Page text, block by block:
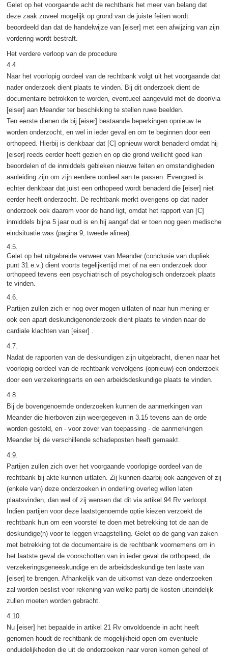
Gelet op het voorgaande acht de rechtbank het meer van belang dat
deze zaak zoveel mogelijk op grond van de juiste feiten wordt
beoordeeld dan dat de handelwijze van [eiser] met een afwijzing van zijn
vordering wordt bestraft.
Het verdere verloop van de procedure
4.4.
Naar het voorlopig oordeel van de rechtbank volgt uit het voorgaande dat
nader onderzoek dient plaats te vinden. Bij dit onderzoek dient de
documentaire betrokken te worden, eventueel aangevuld met de door/via
[eiser] aan Meander ter beschikking te stellen ruwe beelden.
Ten eerste dienen de bij [eiser] bestaande beperkingen opnieuw te
worden onderzocht, en wel in ieder geval en om te beginnen door een
orthopeed. Hierbij is denkbaar dat [C] opnieuw wordt benaderd omdat hij
[eiser] reeds eerder heeft gezien en op die grond wellicht goed kan
beoordelen of de inmiddels gebleken nieuwe feiten en omstandigheden
aanleiding zijn om zijn eerdere oordeel aan te passen. Evengoed is
echter denkbaar dat juist een orthopeed wordt benaderd die [eiser] niet
eerder heeft onderzocht. De rechtbank merkt overigens op dat nader
onderzoek ook daarom voor de hand ligt, omdat het rapport van [C]
inmiddels bijna 5 jaar oud is en hij aangaf dat er toen nog geen medische
eindsituatie was (pagina 9, tweede alinea).
4.5.
Gelet op het uitgebreide verweer van Meander (conclusie van dupliek
punt 31 e.v.) dient voorts tegelijkertijd met of na een onderzoek door
orthopeed tevens een psychiatrisch of psychologisch onderzoek plaats
te vinden.
4.6.
Partijen zullen zich er nog over mogen uitlaten of naar hun mening er
ook een apart deskundigenonderzoek dient plaats te vinden naar de
cardiale klachten van [eiser] .
4.7.
Nadat de rapporten van de deskundigen zijn uitgebracht, dienen naar het
voorlopig oordeel van de rechtbank vervolgens (opnieuw) een onderzoek
door een verzekeringsarts en een arbeidsdeskundige plaats te vinden.
4.8.
Bij de bovengenoemde onderzoeken kunnen de aanmerkingen van
Meander die hierboven zijn weergegeven in 3.15 tevens aan de orde
worden gesteld, en - voor zover van toepassing - de aanmerkingen
Meander bij de verschillende schadeposten heeft gemaakt.
4.9.
Partijen zullen zich over het voorgaande voorlopige oordeel van de
rechtbank bij akte kunnen uitlaten. Zij kunnen daarbij ook aangeven of zij
(enkele van) deze onderzoeken in onderling overleg willen laten
plaatsvinden, dan wel of zij wensen dat dit via artikel 94 Rv verloopt.
Indien partijen voor deze laatstgenoemde optie kiezen verzoekt de
rechtbank hun om een voorstel te doen met betrekking tot de aan de
deskundige(n) voor te leggen vraagstelling. Gelet op de gang van zaken
met betrekking tot de documentaire is de rechtbank voornemens om in
het laatste geval de voorschotten van in ieder geval de orthopeed, de
verzekeringsgeneeskundige en de arbeidsdeskundige ten laste van
[eiser] te brengen. Afhankelijk van de uitkomst van deze onderzoeken
zal worden beslist voor rekening van welke partij de kosten uiteindelijk
zullen moeten worden gebracht.
4.10.
Nu [eiser] het bepaalde in artikel 21 Rv onvoldoende in acht heeft
genomen houdt de rechtbank de mogelijkheid open om eventuele
onduidelijkheden die uit de onderzoeken naar voren komen geheel of